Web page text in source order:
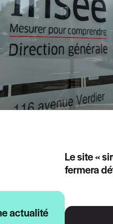
actualité
Le site «
fermera